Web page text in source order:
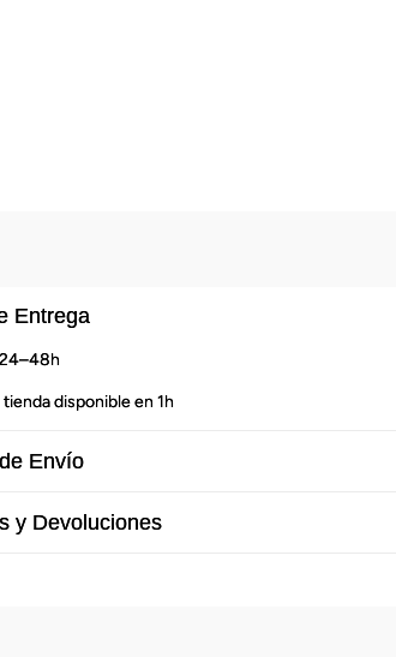
Entrega
disponible en 1h
Envío
y Devoluciones